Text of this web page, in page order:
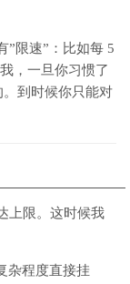
”限速”：比如每 5
， 一旦你习惯了
到时候你只能对
限。 这时候我
杂程度直接挂